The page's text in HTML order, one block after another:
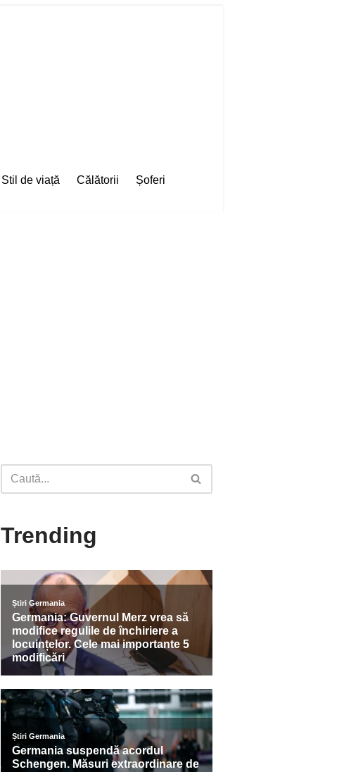
Stil de viață Călătorii
Șoferi
Trending